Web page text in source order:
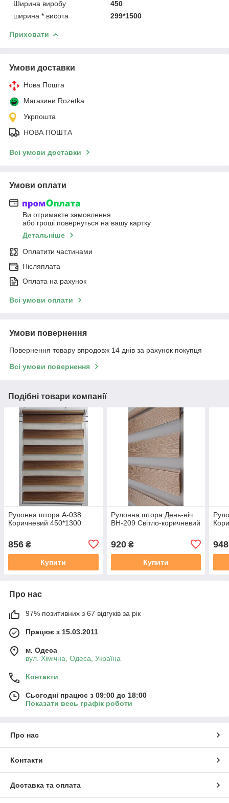
Ширина виробу
450
ширина * висота
299*1500
Приховати
Умови доставки
Нова Пошта
Магазини Rozetka
Укрпошта
НОВА ПОШТА
Всі умови доставки
Умови оплати
Ви отримаєте замовлення
або гроші повернуться на вашу картку
Детальніше
Оплатити частинами
Післяплата
Оплата на рахунок
Всі умови оплати
Умови повернення
Повернення товару впродовж 14 днів за рахунок покупця
Всі умови повернення
Подібні товари компанії
Рулонна штора А-038
Коричневий 450*1300
856 ₴
Купити
Рулонна штора День-ніч
ВН-209 Світло-коричневий
920₴
Купити
948
Про нас
97% позитивних з 67 відгуків за рік
Працює з 15.03.2011
м. Одеса
вул. Хiмiчна, Одеса, Україна
Контакти
Сьогодні працює з 09:00 до 18:00
Показати весь графік роботи
Про нас
Контакти
Доставка та оплата